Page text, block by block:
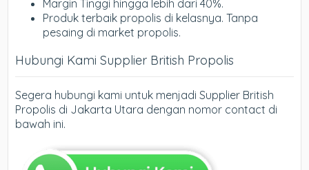
Margin Tinggi hingga lebih dari 40%.
Produk terbaik propolis di kelasnya. Tanpa
pesaing di market propolis.
Hubungi Kami Supplier British Propolis
Segera hubungi kami untuk menjadi Supplier British
Propolis di Jakarta Utara dengan nomor contact di
bawah ini.